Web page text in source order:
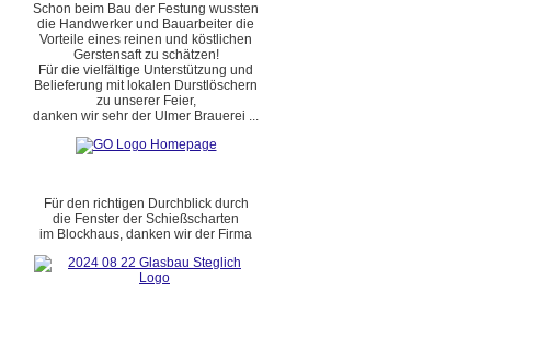
Schon beim Bau der Festung wussten
die Handwerker und Bauarbeiter die
Vorteile eines reinen und köstlichen
Gerstensaft zu schätzen!
Für die vielfältige Unterstützung und
Belieferung mit lokalen Durstlöschern
zu unserer Feier,
danken wir sehr der Ulmer Brauerei ...
Für den richtigen Durchblick durch
die Fenster der Schießscharten
im Blockhaus, danken wir der Firma